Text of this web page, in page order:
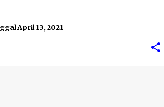
April 13, 2021